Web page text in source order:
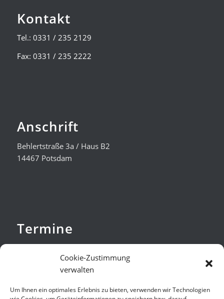
Cookie-Zustimmung
verwalten
Um Ihnen ein optimales Erlebnis zu bieten, verwenden wir Technologien
Kontakt
Tel.: 0331 / 235 2129
Fax: 0331 / 235 2222
Anschrift
Behlertstraße 3a / Haus B2
14467 Potsdam
Termine
Verteidigung bundesweit